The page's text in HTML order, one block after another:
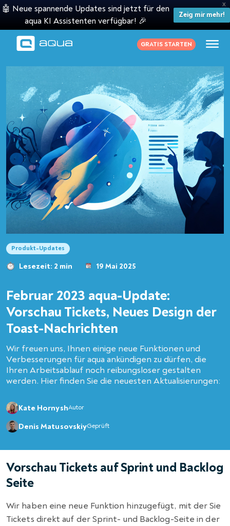
X
🤖 Neue spannende Updates sind jetzt für den
aqua KI Assistenten verfügbar! 🎉
Zeig mir mehr!
GRATIS STARTEN
Produkt-Updates
Lesezeit: 2 min 19 Mai 2025
Februar 2023 aqua-Update:
Vorschau Tickets, Neues Design der
Toast-Nachrichten
Wir freuen uns, Ihnen einige neue Funktionen und
Verbesserungen für aqua ankündigen zu dürfen, die
Ihren Arbeitsablauf noch reibungsloser gestalten
werden. Hier finden Sie die neuesten Aktualisierungen:
Kate HornyshAutor
Denis MatusovskiyGeprüft
Vorschau Tickets auf Sprint und Backlog
Seite
Wir haben eine neue Funktion hinzugefügt, mit der Sie
Tickets direkt auf der Sprint- und Backlog-Seite in der